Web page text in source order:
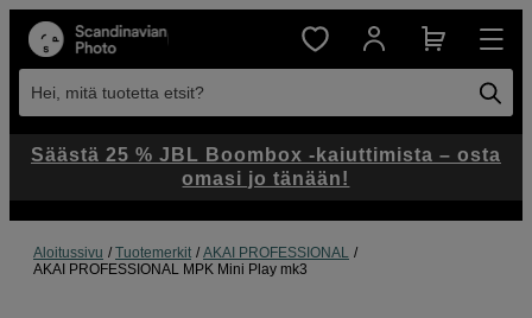
Hei, mitä tuotetta etsit?
Aloitussivu Tuotemerkit
AKAI PROFESSIONAL
AKAI PROFESSIONAL MPK Mini Play mk3
Säästä 25 % JBL Boombox -kaiuttimista – osta
omasi jo tänään!